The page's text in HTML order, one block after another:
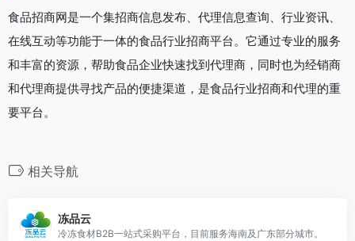
食品招商网是一个集招商信息发布、代理信息查询、行业资讯、
在线互动等功能于一体的食品行业招商平台。它通过专业的服务
和丰富的资源，帮助食品企业快速找到代理商，同时也为经销商
和代理商提供寻找产品的便捷渠道，是食品行业招商和代理的重
要平台。
相关导航
冻品云
冷冻食材B2B一站式采购平台，目前服务海南及广东部分城市。